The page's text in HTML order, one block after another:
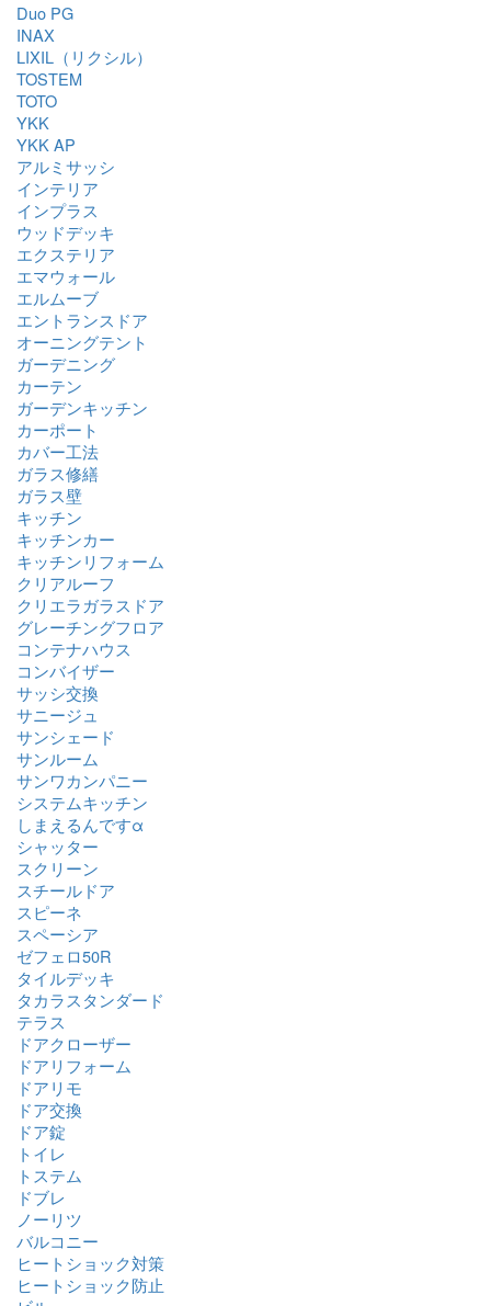
Duo PG
INAX
LIXIL（リクシル）
TOSTEM
TOTO
YKK
YKK AP
アルミサッシ
インテリア
インプラス
ウッドデッキ
エクステリア
エマウォール
エルムーブ
エントランスドア
オーニングテント
ガーデニング
カーテン
ガーデンキッチン
カーポート
カバー工法
ガラス修繕
ガラス壁
キッチン
キッチンカー
キッチンリフォーム
クリアルーフ
クリエラガラスドア
グレーチングフロア
コンテナハウス
コンバイザー
サッシ交換
サニージュ
サンシェード
サンルーム
サンワカンパニー
システムキッチン
しまえるんですα
シャッター
スクリーン
スチールドア
スピーネ
スペーシア
ゼフェロ50R
タイルデッキ
タカラスタンダード
テラス
ドアクローザー
ドアリフォーム
ドアリモ
ドア交換
ドア錠
トイレ
トステム
ドブレ
ノーリツ
バルコニー
ヒートショック対策
ヒートショック防止